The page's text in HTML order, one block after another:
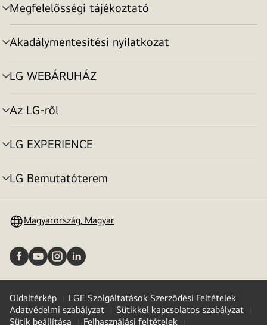
Megfelelősségi tájékoztató
menu
toggle
Akadálymentesítési nyilatkozat
menu
toggle
LG WEBÁRUHÁZ
menu
toggle
Az LG-ről
menu
toggle
LG EXPERIENCE
menu
toggle
LG Bemutatóterem
menu
Magyarország, Magyar
Oldaltérkép
LGE Szolgáltatások Szerződési Feltételek
Adatvédelmi szabályzat
Sütikkel kapcsolatos szabályzat
Sütik beállítása
Felhasználási feltételek